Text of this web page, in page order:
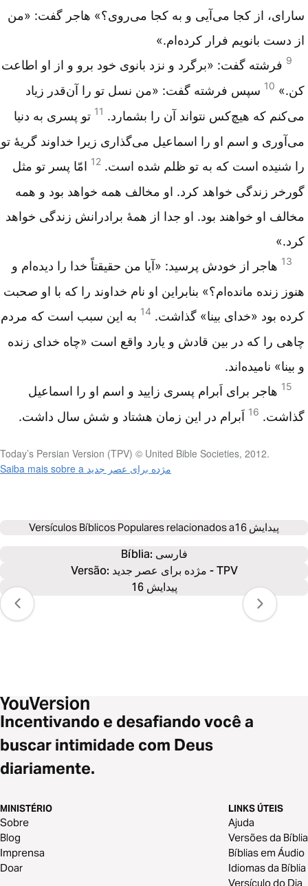
سارای‌، از كجا می‌آیی و به كجا می‌روی‌؟» هاجر گفت‌: «من‌
از دست ‌بانویم ‌فرار كرده‌ام‌.»
9 فرشته‌ گفت‌: «برگرد و نزد ‌بانوی خود برو و از او اطاعت
‌كن‌.» 10 سپس‌ فرشته‌ گفت‌: «من ‌نسل ‌تو را آن‌قدر زیاد
می‌كنم‌ كه‌ هیچ‌كس ‌نتواند آن را بشمارد. 11 تو پسری به دنیا
می‌آوری و اسم‌ او را اسماعیل ‌می‌گذاری زیرا خداوند گریهٔ تو
را شنیده ‌است‌ كه ‌به ‌تو ظلم‌ شده ‌است‌. 12 امّا پسر تو مثل
‌گورخر زندگی خواهد كرد. او مخالف ‌همه‌ خواهد بود و همه‌
مخالف‌ او خواهند بود. او جدا از همهٔ برادرانش ‌زندگی خواهد
كرد.»
13 هاجر از خودش ‌پرسید: «آیا من‌ حقیقتاً خدا را دیده‌ام‌ و
هنوز زنده ‌مانده‌ام‌؟» بنابراین ‌او نام ‌خداوند را كه‌ با او صحبت‌
كرده‌ بود «خدای بینا» گذاشت‌. 14 به ‌این ‌سبب است که ‌مردم
‌چاهی را كه ‌در بین ‌قادش‌ و یارد واقع ‌است‌ «چاه‌ خدای زنده‌
و بینا» نامیده‌اند.
15 هاجر برای اَبرام ‌پسری زایید و اسم ‌او را اسماعیل
‌گذاشت‌. 16 اَبرام ‌در این ‌زمان‌ هشتاد و شش سال داشت‌.
Today’s Persian Version (TPV) © United Bible Societies, 2012.
Saiba mais sobre a مژده برای عصر جدید
Versículos Bíblicos Populares relacionados a پیدایش 16
Bíblia: فارسی
Versão: مژده برای عصر جدید - TPV
پیدایش 16
Incentivando e desafiando você a
buscar intimidade com Deus
diariamente.
MINISTÉRIO
Sobre
Blog
Imprensa
Doar
LINKS ÚTEIS
Ajuda
Versões da Bíblia
Bíblias em Áudio
Idiomas da Bíblia
Versículo do Dia